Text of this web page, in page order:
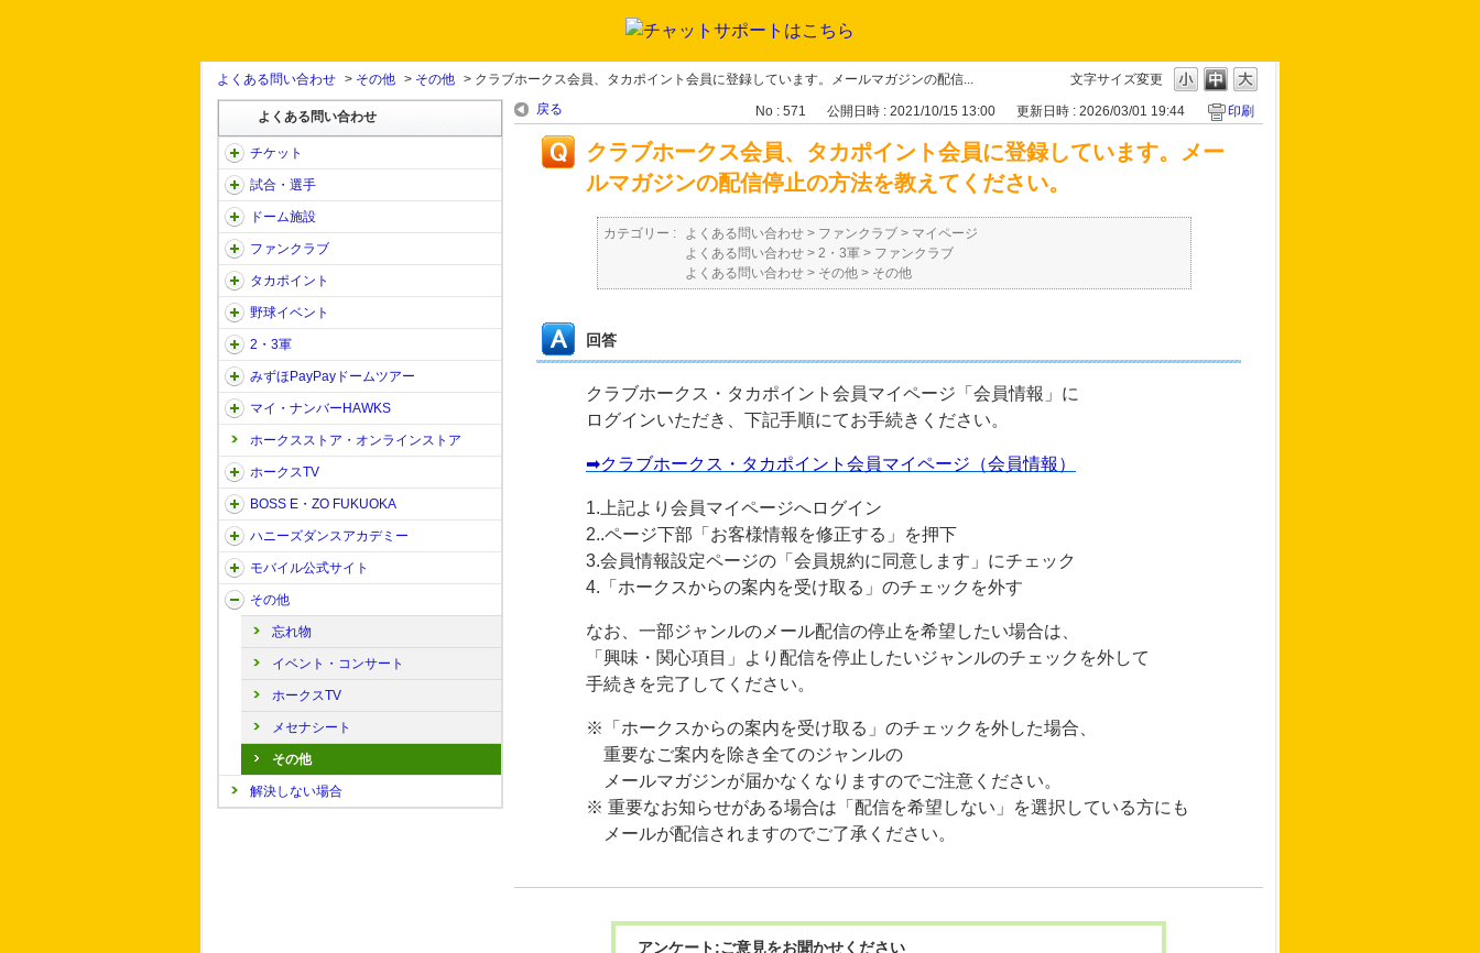
文字サイズ変更
よくある問い合わせ > その他 > その他 > クラブホークス会員、タカポイント会員に登録しています。メールマガジンの配信...
よくある問い合わせ
チケット
試合・選手
ドーム施設
ファンクラブ
タカポイント
野球イベント
2・3軍
みずほPayPayドームツアー
マイ・ナンバーHAWKS
ホークスストア・オンラインストア
ホークスTV
BOSS E・ZO FUKUOKA
ハニーズダンスアカデミー
モバイル公式サイト
その他
忘れ物
イベント・コンサート
ホークスTV
メセナシート
その他
解決しない場合
戻る No : 571 公開日時 : 2021/10/15 13:00 更新日時 : 2026/03/01 19:44 印刷
クラブホークス会員、タカポイント会員に登録しています。メー
ルマガジンの配信停止の方法を教えてください。
カテゴリー : よくある問い合わせ > ファンクラブ > マイページ
よくある問い合わせ > 2・3軍 > ファンクラブ
よくある問い合わせ > その他 > その他
回答
クラブホークス・タカポイント会員マイページ「会員情報」に
ログインいただき、下記手順にてお手続きください。
➡クラブホークス・タカポイント会員マイページ（会員情報）
1.上記より会員マイページへログイン
2..ページ下部「お客様情報を修正する」を押下
3.会員情報設定ページの「会員規約に同意します」にチェック
4.「ホークスからの案内を受け取る」のチェックを外す
なお、一部ジャンルのメール配信の停止を希望したい場合は、
「興味・関心項目」より配信を停止したいジャンルのチェックを外して
手続きを完了してください。
※「ホークスからの案内を受け取る」のチェックを外した場合、
重要なご案内を除き全てのジャンルの
メールマガジンが届かなくなりますのでご注意ください。
※ 重要なお知らせがある場合は「配信を希望しない」を選択している方にも
メールが配信されますのでご了承ください。
アンケート:ご意見をお聞かせください